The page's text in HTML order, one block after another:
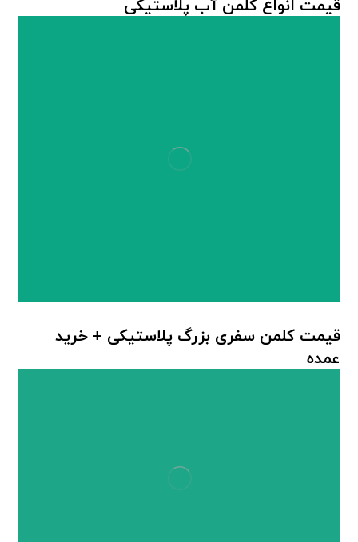
قیمت انواع کلمن آب پلاستیکی
قیمت کلمن سفری بزرگ پلاستیکی + خرید
عمده